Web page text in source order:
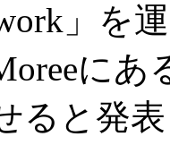
」を
に
ると発